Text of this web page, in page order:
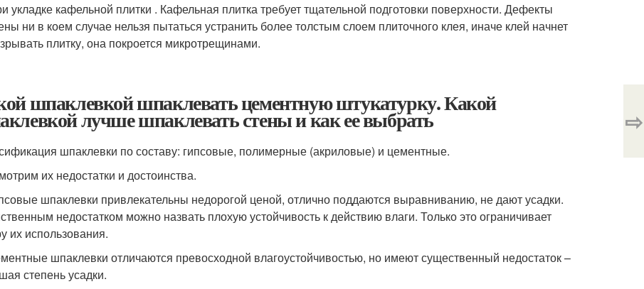
укладке кафельной плитки . Кафельная плитка требует тщательной подготовки поверхности. Дефекты
ни в коем случае нельзя пытаться устранить более толстым слоем плиточного клея, иначе клей начнет
плитку, она покроется микротрещинами.
шпаклевкой шпаклевать цементную штукатурку. Какой
лучше шпаклевать стены и как ее выбрать
шпаклевки по составу: гипсовые, полимерные (акриловые) и цементные.
их недостатки и достоинства.
шпаклевки привлекательны недорогой ценой, отлично поддаются выравниванию, не дают усадки.
недостатком можно назвать плохую устойчивость к действию влаги. Только это ограничивает
их использования.
шпаклевки отличаются превосходной влагоустойчивостью, но имеют существенный недостаток –
степень усадки.
⇨